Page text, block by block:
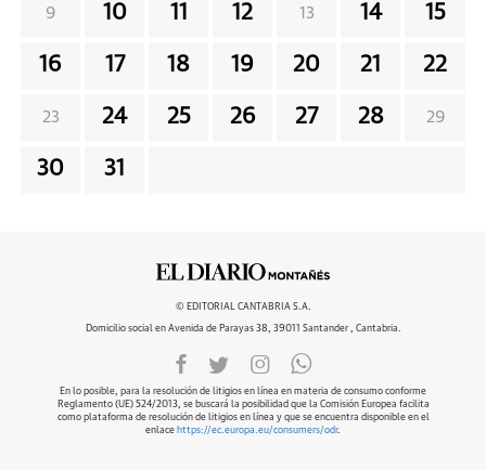
9 10 11 12 13 14 15
16 17 18 19 20 21 22
23 24 25 26 27 28 29
30 31
© EDITORIAL CANTABRIA S.A.
Domicilio social en Avenida de Parayas 38, 39011 Santander , Cantabria.
En lo posible, para la resolución de litigios en línea en materia de consumo conforme
Reglamento (UE) 524/2013, se buscará la posibilidad que la Comisión Europea facilita
como plataforma de resolución de litigios en línea y que se encuentra disponible en el
enlace https://ec.europa.eu/consumers/odr.